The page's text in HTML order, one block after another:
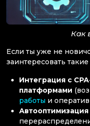
Как
Если ты уже не
заинтересовать
Интеграция с
платформами
работы и
Автооптимизация